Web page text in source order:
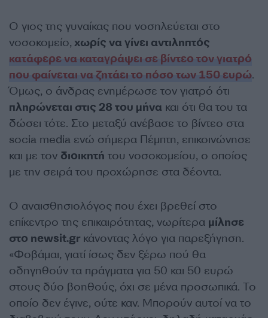
Ο γιος της γυναίκας που νοσηλεύεται στο
νοσοκομείο, χωρίς να γίνει αντιληπτός
κατάφερε να καταγράψει σε βίντεο τον γιατρό
που φαίνεται να ζητάει το πόσο των 150 ευρώ.
Όμως, ο άνδρας ενημέρωσε τον γιατρό ότι
πληρώνεται στις 28 του μήνα και ότι θα του τα
δώσει τότε. Στο μεταξύ ανέβασε το βίντεο στα
socia media ενώ σήμερα Πέμπτη, επικοινώνησε
και με τον διοικητή του νοσοκομείου, ο οποίος
με την σειρά του προχώρησε στα δέοντα.
Ο αναισθησιολόγος που έχει βρεθεί στο
επίκεντρο της επικαιρότητας, νωρίτερα μίλησε
στο newsit.gr κάνοντας λόγο για παρεξήγηση.
«Φοβάμαι, γιατί ίσως δεν ξέρω πού θα
οδηγηθούν τα πράγματα για 50 και 50 ευρώ
στους δύο βοηθούς, όχι σε μένα προσωπικά. Το
οποίο δεν έγινε, ούτε καν. Μπορούν αυτοί να το